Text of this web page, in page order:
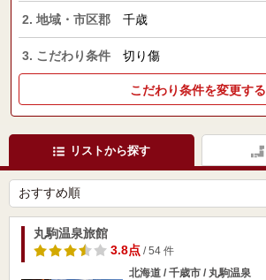
2. 地域・市区郡 千歳
3. こだわり条件 切り傷
こだわり条件を変更する
リストから探す
丸駒温泉旅館
3.8点/ 54 件
北海道 / 千歳市 / 丸駒温泉